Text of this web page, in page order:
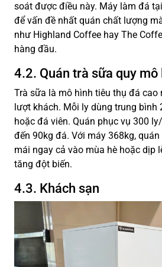
soát được điều này. Máy làm đá
để vấn đề nhất quán chất lượng
như Highland Coffee hay The
hàng đầu.
4.2. Quán trà sữa quy mô
Trà sữa là mô hình tiêu thụ đá cao
lượt khách. Mỗi ly dùng trung bình
hoặc đá viên. Quán phục vụ 300
đến 90kg đá. Với máy 368kg,
mái ngay cả vào mùa hè hoặc dịp
tăng đột biến.
4.3. Khách sạn